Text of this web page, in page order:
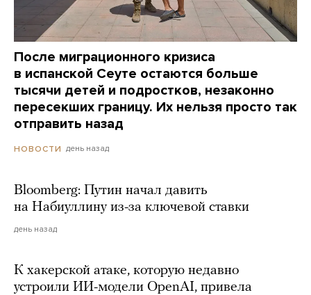
После миграционного кризиса
в испанской Сеуте остаются больше
тысячи детей и подростков, незаконно
пересекших границу. Их нельзя просто так
отправить назад
НОВОСТИ день назад
Bloomberg: Путин начал давить
на Набиуллину из-за ключевой ставки
день назад
К хакерской атаке, которую недавно
устроили ИИ-модели OpenAI, привела